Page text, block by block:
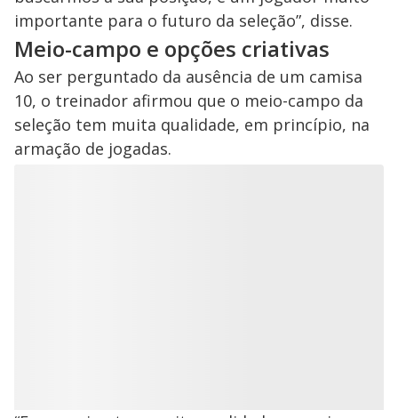
importante para o futuro da seleção”, disse.
Meio-campo e opções criativas
Ao ser perguntado da ausência de um camisa
10, o treinador afirmou que o meio-campo da
seleção tem muita qualidade, em princípio, na
armação de jogadas.